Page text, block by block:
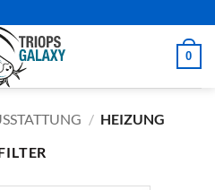
0
/ HEIZUNG